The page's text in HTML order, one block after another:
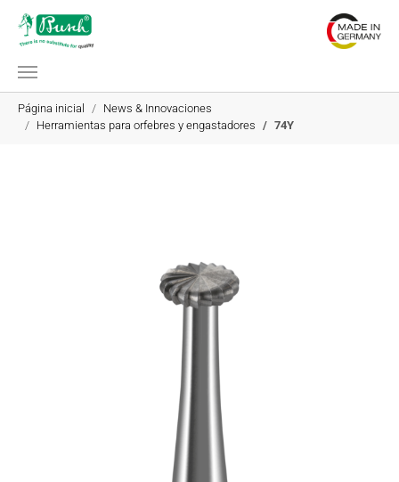
Saltar al contenido principal
Estás aquí:
Página inicial
News & Innovaciones
Herramientas para orfebres y engastadores
74Y